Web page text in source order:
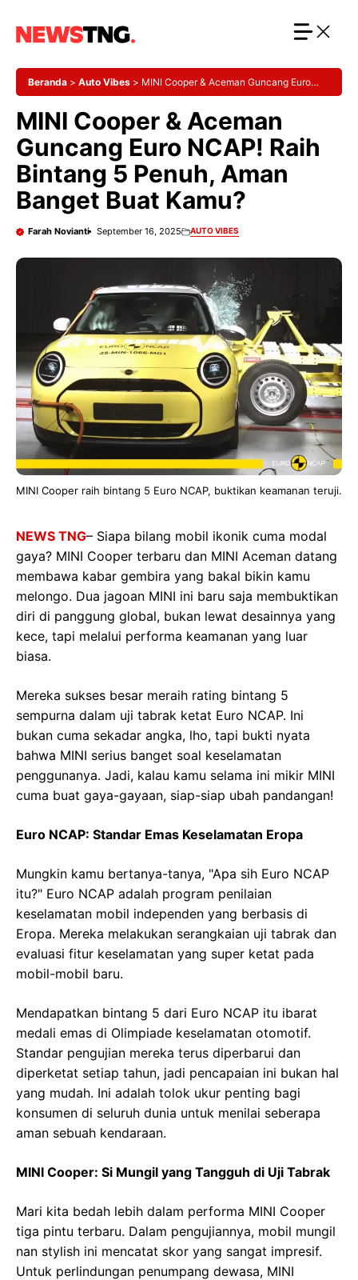
Beranda > Auto Vibes > MINI Cooper & Aceman Guncang Euro
MINI Cooper & Aceman
Guncang Euro NCAP! Raih
Bintang 5 Penuh, Aman
Banget Buat Kamu?
Farah Novianti September 16, 2025 AUTO VIBES
MINI Cooper raih bintang 5 Euro NCAP, buktikan keamanan teruji.
NEWS TNG– Siapa bilang mobil ikonik cuma modal
gaya? MINI Cooper terbaru dan MINI Aceman datang
membawa kabar gembira yang bakal bikin kamu
melongo. Dua jagoan MINI ini baru saja membuktikan
diri di panggung global, bukan lewat desainnya yang
kece, tapi melalui performa keamanan yang luar
biasa.
Mereka sukses besar meraih rating bintang 5
sempurna dalam uji tabrak ketat Euro NCAP. Ini
bukan cuma sekadar angka, lho, tapi bukti nyata
bahwa MINI serius banget soal keselamatan
penggunanya. Jadi, kalau kamu selama ini mikir MINI
cuma buat gaya-gayaan, siap-siap ubah pandangan!
Euro NCAP: Standar Emas Keselamatan Eropa
Mungkin kamu bertanya-tanya, "Apa sih Euro NCAP
itu?" Euro NCAP adalah program penilaian
keselamatan mobil independen yang berbasis di
Eropa. Mereka melakukan serangkaian uji tabrak dan
evaluasi fitur keselamatan yang super ketat pada
mobil-mobil baru.
Mendapatkan bintang 5 dari Euro NCAP itu ibarat
medali emas di Olimpiade keselamatan otomotif.
Standar pengujian mereka terus diperbarui dan
diperketat setiap tahun, jadi pencapaian ini bukan hal
yang mudah. Ini adalah tolok ukur penting bagi
konsumen di seluruh dunia untuk menilai seberapa
aman sebuah kendaraan.
MINI Cooper: Si Mungil yang Tangguh di Uji Tabrak
Mari kita bedah lebih dalam performa MINI Cooper
tiga pintu terbaru. Dalam pengujiannya, mobil mungil
nan stylish ini mencatat skor yang sangat impresif.
Untuk perlindungan penumpang dewasa, MINI